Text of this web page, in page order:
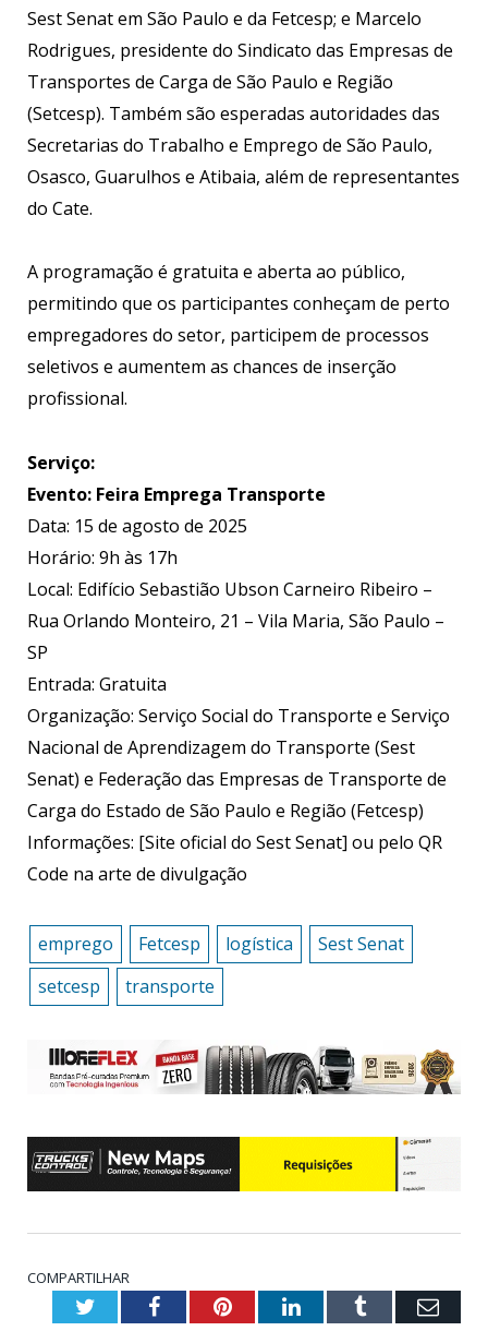
Sest Senat em São Paulo e da Fetcesp; e Marcelo
Rodrigues, presidente do Sindicato das Empresas de
Transportes de Carga de São Paulo e Região
(Setcesp). Também são esperadas autoridades das
Secretarias do Trabalho e Emprego de São Paulo,
Osasco, Guarulhos e Atibaia, além de representantes
do Cate.
A programação é gratuita e aberta ao público,
permitindo que os participantes conheçam de perto
empregadores do setor, participem de processos
seletivos e aumentem as chances de inserção
profissional.
Serviço:
Evento: Feira Emprega Transporte
Data: 15 de agosto de 2025
Horário: 9h às 17h
Local: Edifício Sebastião Ubson Carneiro Ribeiro –
Rua Orlando Monteiro, 21 – Vila Maria, São Paulo –
SP
Entrada: Gratuita
Organização: Serviço Social do Transporte e Serviço
Nacional de Aprendizagem do Transporte (Sest
Senat) e Federação das Empresas de Transporte de
Carga do Estado de São Paulo e Região (Fetcesp)
Informações: [Site oficial do Sest Senat] ou pelo QR
Code na arte de divulgação
emprego Fetcesp logística
Sest Senat
setcesp
transporte
COMPARTILHAR
TwitterFacebookPinterestLinkedInTumblr